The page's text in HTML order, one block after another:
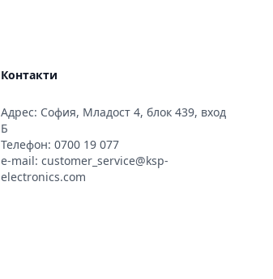
Контакти
Адрес: София, Младост 4, блок 439, вход
Б
Телефон: 0700 19 077
e-mail: customer_service@ksp-
electronics.com